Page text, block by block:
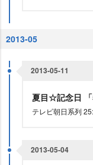
2013-05
2013-05-11
夏目☆記念日 「
テレビ朝日系列
2013-05-04